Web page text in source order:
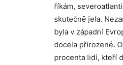
říkám,
skutečně jela.
byla v západní
docela přirozené.
procenta lidí, kteří